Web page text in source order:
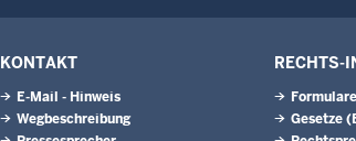
KONTAKT
E-Mail - Hinweis
Wegbeschreibung
RECHTS-
Formulare
Gesetze